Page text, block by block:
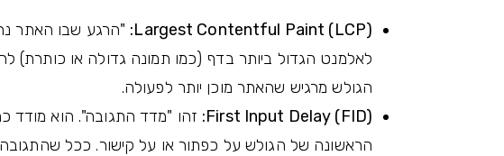
Largest Contentful Paint (LCP): "הרגע שבו האתר
לאלמנט הגדול ביותר בדף (כמו תמונה גדולה או כותרת)
הגולש מרגיש שהאתר מוכן יותר לפעולה.
First Input Delay (FID): זהו "מדד התגובה". הוא מודד
הראשונה של הגולש על כפתור או על קישור. ככל שהתגובה